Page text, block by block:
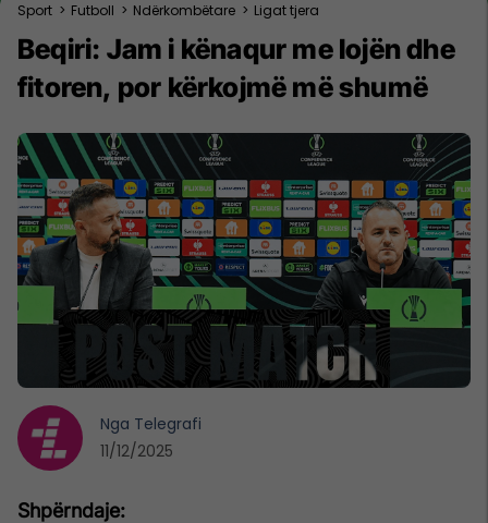
Sport > Futboll > Ndërkombëtare > Ligat tjera
Beqiri: Jam i kënaqur me lojën dhe
fitoren, por kërkojmë më shumë
Nga Telegrafi
11/12/2025